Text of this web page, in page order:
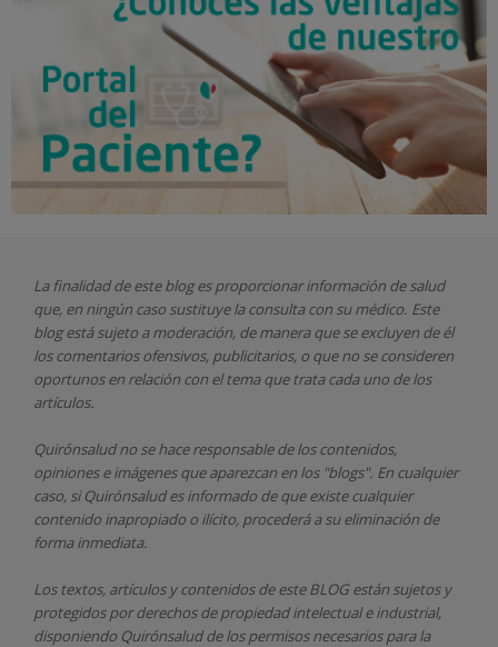
La finalidad de este blog es proporcionar información de salud
que, en ningún caso sustituye la consulta con su médico. Este
blog está sujeto a moderación, de manera que se excluyen de él
los comentarios ofensivos, publicitarios, o que no se consideren
oportunos en relación con el tema que trata cada uno de los
artículos.
Quirónsaludno se hace responsable de los contenidos,
opiniones e imágenes que aparezcan en los "blogs". En cualquier
caso, si Quirónsaludes informado de que existe cualquier
contenido inapropiado o ilícito, procederá a su eliminación de
forma inmediata.
Los textos, artículos y contenidos de este BLOG están sujetos y
protegidos por derechos de propiedad intelectual e industrial,
disponiendo Quirónsaludde los permisos necesarios para la